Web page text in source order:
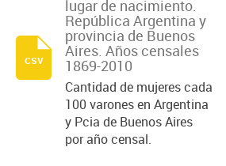
lugar de nacimiento.
República Argentina y
provincia de Buenos
Aires. Años censales
1869-2010
Cantidad de mujeres cada
100 varones en Argentina
y Pcia de Buenos Aires
por año censal.
csv